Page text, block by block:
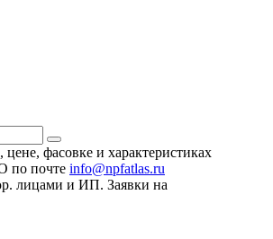
фасовке и характеристиках
по почте info@npfatlas.ru
лицами и ИП. Заявки на